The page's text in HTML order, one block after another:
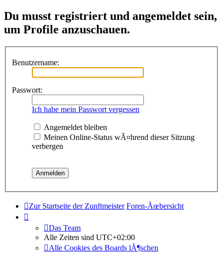
Du musst registriert und angemeldet sein,
um Profile anzuschauen.
Benutzername:
Passwort:
Ich habe mein Passwort vergessen
Angemeldet bleiben
Meinen Online-Status wÃ¤hrend dieser Sitzung
verbergen
Zur Startseite der Zunftmeister Foren-Ãœbersicht
Das Team
Alle Zeiten sind UTC+02:00
Alle Cookies des Boards lÃ¶schen